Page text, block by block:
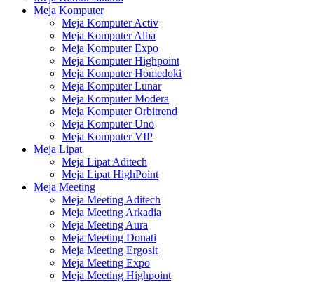
Meja Komputer
Meja Komputer Activ
Meja Komputer Alba
Meja Komputer Expo
Meja Komputer Highpoint
Meja Komputer Homedoki
Meja Komputer Lunar
Meja Komputer Modera
Meja Komputer Orbitrend
Meja Komputer Uno
Meja Komputer VIP
Meja Lipat
Meja Lipat Aditech
Meja Lipat HighPoint
Meja Meeting
Meja Meeting Aditech
Meja Meeting Arkadia
Meja Meeting Aura
Meja Meeting Donati
Meja Meeting Ergosit
Meja Meeting Expo
Meja Meeting Highpoint